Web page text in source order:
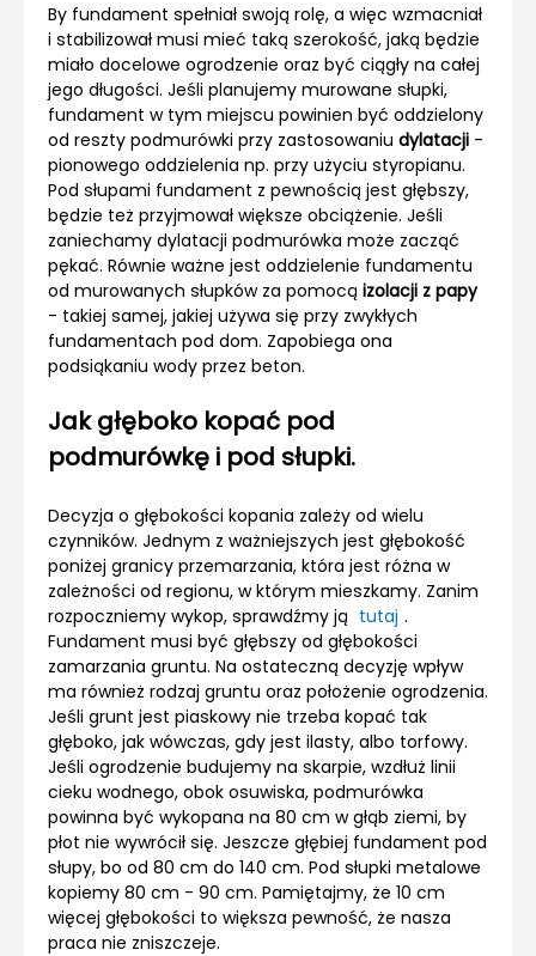
By fundament spełniał swoją rolę, a więc wzmacniał
i stabilizował musi mieć taką szerokość, jaką będzie
miało docelowe ogrodzenie oraz być ciągły na całej
jego długości. Jeśli planujemy murowane słupki,
fundament w tym miejscu powinien być oddzielony
od reszty podmurówki przy zastosowaniu dylatacji -
pionowego oddzielenia np. przy użyciu styropianu.
Pod słupami fundament z pewnością jest głębszy,
będzie też przyjmował większe obciążenie. Jeśli
zaniechamy dylatacji podmurówka może zacząć
pękać. Równie ważne jest oddzielenie fundamentu
od murowanych słupków za pomocą izolacji z papy
- takiej samej, jakiej używa się przy zwykłych
fundamentach pod dom. Zapobiega ona
podsiąkaniu wody przez beton.
Jak głęboko kopać pod
podmurówkę i pod słupki.
Decyzja o głębokości kopania zależy od wielu
czynników. Jednym z ważniejszych jest głębokość
poniżej granicy przemarzania, która jest różna w
zależności od regionu, w którym mieszkamy. Zanim
rozpoczniemy wykop, sprawdźmy ją tutaj .
Fundament musi być głębszy od głębokości
zamarzania gruntu. Na ostateczną decyzję wpływ
ma również rodzaj gruntu oraz położenie ogrodzenia.
Jeśli grunt jest piaskowy nie trzeba kopać tak
głęboko, jak wówczas, gdy jest ilasty, albo torfowy.
Jeśli ogrodzenie budujemy na skarpie, wzdłuż linii
cieku wodnego, obok osuwiska, podmurówka
powinna być wykopana na 80 cm w głąb ziemi, by
płot nie wywrócił się. Jeszcze głębiej fundament pod
słupy, bo od 80 cm do 140 cm. Pod słupki metalowe
kopiemy 80 cm - 90 cm. Pamiętajmy, że 10 cm
więcej głębokości to większa pewność, że nasza
praca nie zniszczeje.